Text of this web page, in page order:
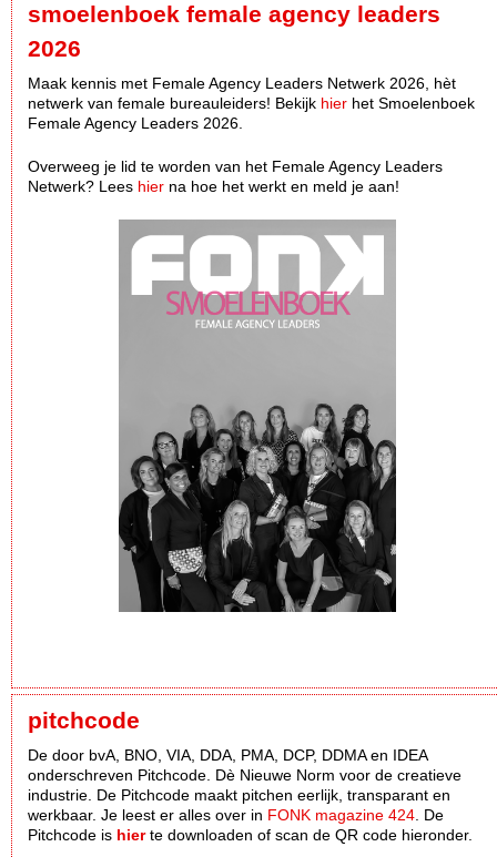
smoelenboek female agency leaders
2026
Maak kennis met Female Agency Leaders Netwerk 2026, hèt
netwerk van female bureauleiders! Bekijk hier het Smoelenboek
Female Agency Leaders 2026.
Overweeg je lid te worden van het Female Agency Leaders
Netwerk? Lees hier na hoe het werkt en meld je aan!
pitchcode
De door bvA, BNO, VIA, DDA, PMA, DCP, DDMA en IDEA
onderschreven Pitchcode. Dè Nieuwe Norm voor de creatieve
industrie. De Pitchcode maakt pitchen eerlijk, transparant en
werkbaar. Je leest er alles over in FONK magazine 424 . De
Pitchcode is hierte downloaden of scan de QR code hieronder.